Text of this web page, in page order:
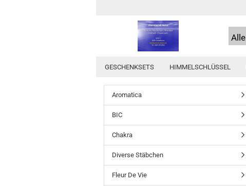
Alle
GESCHENKSETS HIMMELSCHLÜSSEL
Aromatica
BIC
Chakra
Diverse Stäbchen
Fleur De Vie